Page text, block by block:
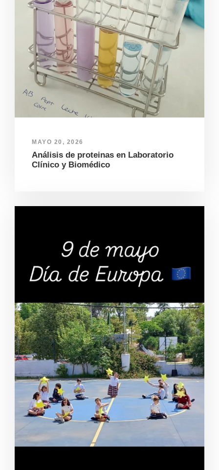
MAYO 20, 2026
Análisis de proteinas en Laboratorio
Clínico y Biomédico